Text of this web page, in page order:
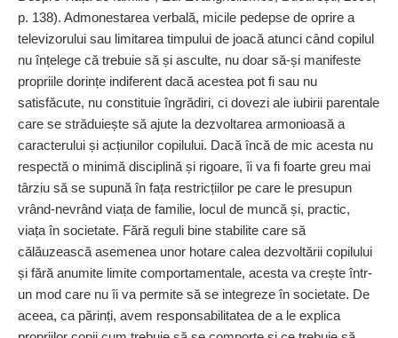
p. 138). Admonestarea verbală, micile pedepse de oprire a
televizorului sau limitarea timpului de joacă atunci când copilul
nu înțelege că trebuie să și asculte, nu doar să-și manifeste
propriile dorințe indiferent dacă acestea pot fi sau nu
satisfăcute, nu constituie îngrădiri, ci dovezi ale iubirii parentale
care se străduiește să ajute la dezvoltarea armonioasă a
caracterului și acțiunilor copilului. Dacă încă de mic acesta nu
respectă o minimă disciplină și rigoare, îi va fi foarte greu mai
târziu să se supună în fața restricțiilor pe care le presupun
vrând-nevrând viața de familie, locul de muncă și, practic,
viața în societate. Fără reguli bine stabilite care să
călăuzească asemenea unor hotare calea dezvoltării copilului
și fără anumite limite comportamentale, acesta va crește într-
un mod care nu îi va permite să se integreze în societate. De
aceea, ca părinți, avem responsabilitatea de a le explica